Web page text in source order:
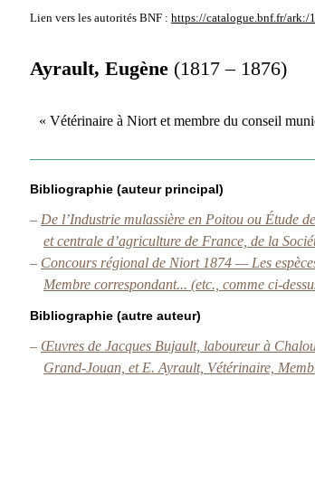
Lien vers les autorités BNF : https://catalogue.bnf.fr/ark:/
Ayrault, Eugène (1817 – 1876)
« Vétérinaire à Niort et membre du conseil
Bibliographie (auteur principal)
– De l’Industrie mulassière en Poitou ou Étude
et centrale d’agriculture de France, de la
– Concours régional de Niort 1874 — Les
Membre correspondant... (etc., comme ci-
Bibliographie (autre auteur)
– Œuvres de Jacques Bujault, laboureur à
Grand-Jouan, et E. Ayrault, Vétérinaire,